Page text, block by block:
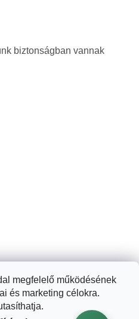
megfelelő működésének
és marketing célokra.
biztonságban vannak
készítette